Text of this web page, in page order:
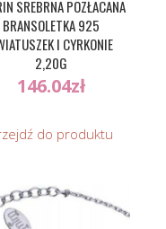
SREBRNA POZŁACANA
BRANSOLETKA 925
I CYRKONIE
2,20G
146.04zł
do produktu